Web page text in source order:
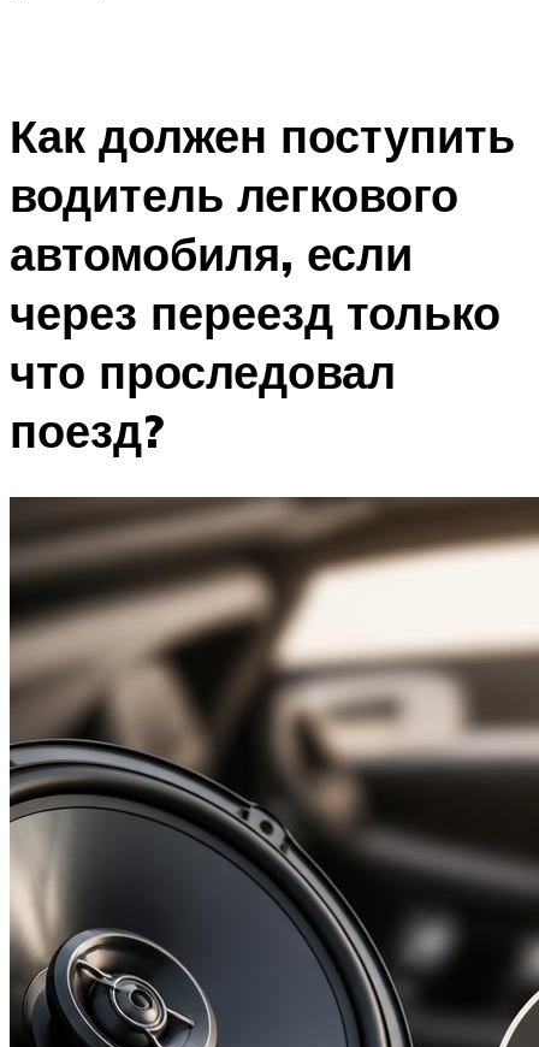
Как должен поступить
водитель легкового
автомобиля, если
через переезд только
что проследовал
поезд?